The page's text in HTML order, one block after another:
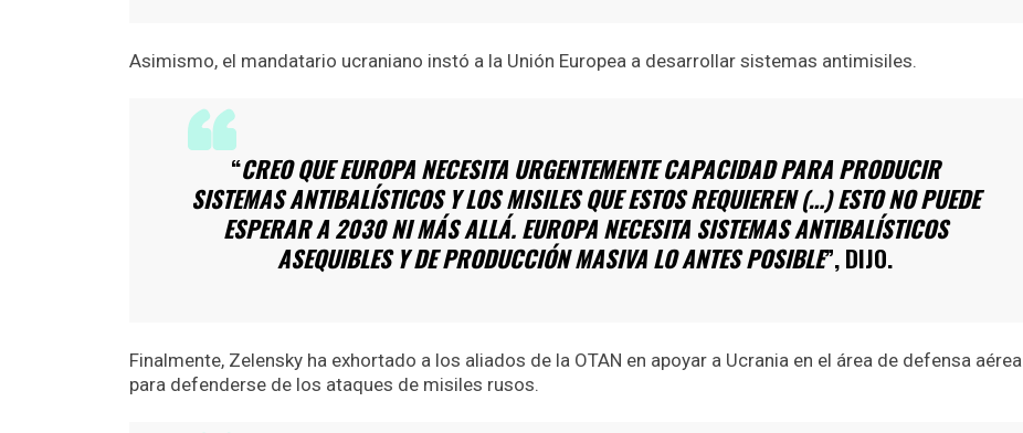
Asimismo, el mandatario ucraniano instó a la Unión Europea a desarrollar sistemas antimisiles.
“CREO QUE EUROPA NECESITA URGENTEMENTE CAPACIDAD PARA PRODUCIR
SISTEMAS ANTIBALÍSTICOS Y LOS MISILES QUE ESTOS REQUIEREN (…) ESTO NO PUEDE
ESPERAR A 2030 NI MÁS ALLÁ. EUROPA NECESITA SISTEMAS ANTIBALÍSTICOS
ASEQUIBLES Y DE PRODUCCIÓN MASIVA LO ANTES POSIBLE”, DIJO.
Finalmente, Zelensky ha exhortado a los aliados de la OTAN en apoyar a Ucrania en el área de defensa aérea
para defenderse de los ataques de misiles rusos.